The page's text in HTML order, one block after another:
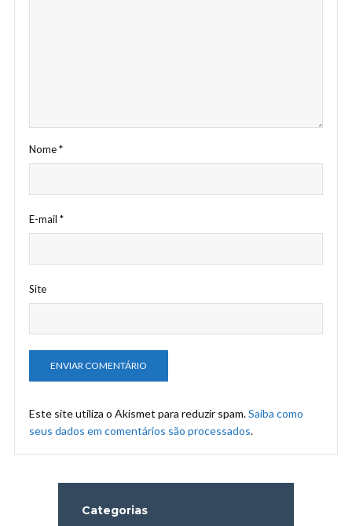
Nome*
E-mail *
Site
Este site utiliza o Akismet para reduzir spam.Saiba como
seus dados em comentários são processados.
Categorias